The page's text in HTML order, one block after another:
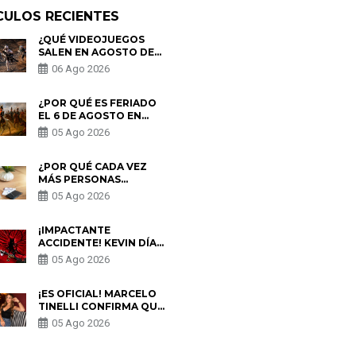
RECIENTES
¿QUÉ VIDEOJUEGOS
SALEN EN AGOSTO DE
2026? ESTOS SON LOS
ESTRENOS MÁS
06 Ago 2026
¿POR QUÉ ES FERIADO
EL 6 DE AGOSTO EN
PERÚ? ESTA ES LA
HISTORIA
05 Ago 2026
¿POR QUÉ CADA VEZ
MÁS PERSONAS
UTILIZAN UNA VPN
PARA PROTEGER SU
05 Ago 2026
¡IMPACTANTE
ACCIDENTE! KEVIN DÍAZ
CAE DESDE OCHO
METROS EN “ESTO ES
PREOCUPACIÓN
05 Ago 2026
¡ES OFICIAL! MARCELO
TINELLI CONFIRMA QUE
REGRESÓ CON MILETT
FIGUEROA: “EL AMOR
05 Ago 2026